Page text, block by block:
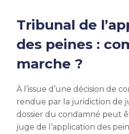
Tribunal de
des peines :
marche ?
À l’issue d’une décision de
rendue par la juridiction de
dossier du condamné peut
juge de l’application des